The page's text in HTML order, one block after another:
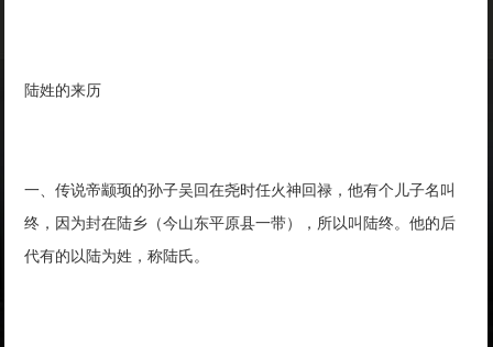
陆姓的来历
一、传说帝颛顼的孙子吴回在尧时任火神回禄，他有个儿子名叫
终，因为封在陆乡（今山东平原县一带），所以叫陆终。他的后
代有的以陆为姓，称陆氏。